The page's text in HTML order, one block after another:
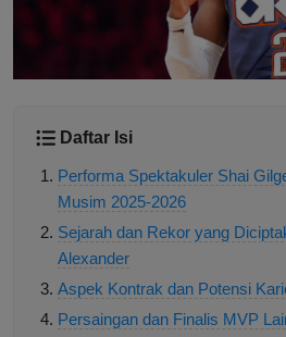
Daftar Isi
Performa Spektakuler Shai
Musim 2025-2026
Sejarah dan Rekor yang
Alexander
Aspek Kontrak dan Potensi
Persaingan dan Finalis MVP